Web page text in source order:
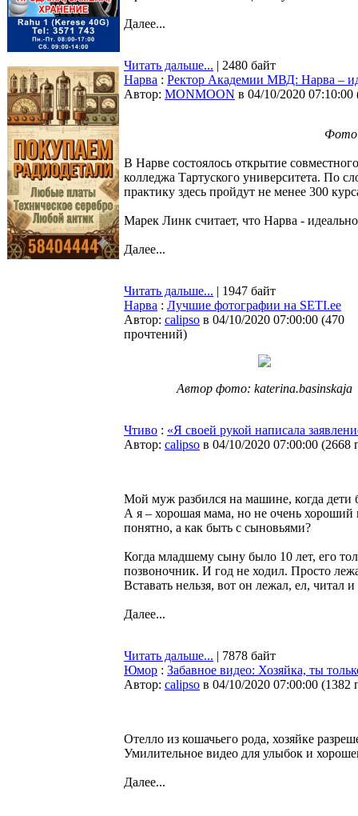
Далее...
Читать дальше... | 2480 байт
Нарва : Ректор Академии МВД: Нарва –
Автор: MONMOON в 04/10/2020 07:10:00
В Нарве состоялось открытие
колледжа Тартуского университета. По
практику здесь пройдут не менее 300
Марек Линк считает, что Нарва -
Далее...
Читать дальше... | 1947 байт
Нарва : Лучшие фотографии на SETI.ee
Автор: calipso в 04/10/2020 07:00:00 (470
прочтений)
Автор фото: katerina.basinskaja
Чтиво : «Я своей рукой написала
Автор: calipso в 04/10/2020 07:00:00 (2668
Мой муж разбился на машине, когда дети
А я – хорошая мама, но не очень
понятно, а как быть с сыновьями?
Когда младшему сыну было 10 лет, его
позвоночник. И год не ходил. Просто
Вставать нельзя, вот он лежал, ел, читал
Далее...
Читать дальше... | 7878 байт
Юмор : Забавное видео: Хозяйка, ты
Автор: calipso в 04/10/2020 07:00:00 (1382
Отелло из кошачьего рода, хозяйке
Умилительное видео для улыбок и
Далее...